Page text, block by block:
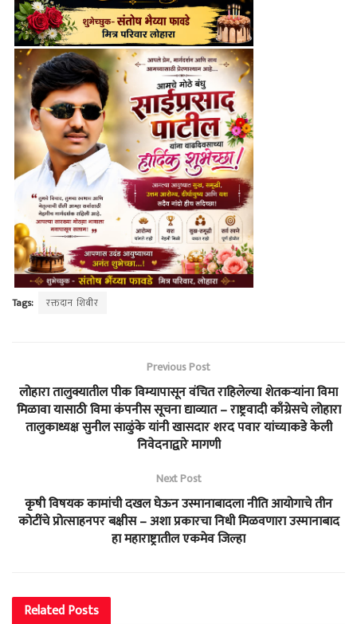
Tags: रक्तदान शिबीर
Previous Post
लोहारा तालुक्यातील पीक विम्यापासून वंचित राहिलेल्या शेतकऱ्यांना विमा
मिळावा यासाठी विमा कंपनीस सूचना द्याव्यात – राष्ट्रवादी काँग्रेसचे लोहारा
तालुकाध्यक्ष सुनील साळुंके यांनी खासदार शरद पवार यांच्याकडे केली
निवेदनाद्वारे मागणी
Next Post
कृषी विषयक कामांची दखल घेऊन उस्मानाबादला नीति आयोगाचे तीन
कोटींचे प्रोत्साहनपर बक्षीस – अशा प्रकारचा निधी मिळवणारा उस्मानाबाद
हा महाराष्ट्रातील एकमेव जिल्हा
RelatedPosts